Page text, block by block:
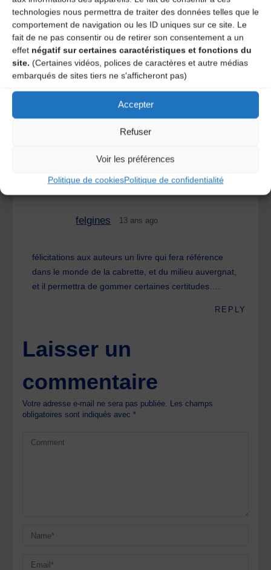
technologies nous permettra de traiter des données telles que le
comportement de navigation ou les ID uniques sur ce site. Le
fait de ne pas consentir ou de retirer son consentement a un
effet négatif sur certaines caractéristiques et fonctions du
site. (Certaines vidéos, polices de caractères et autre médias
embarqués de sites tiers ne s'afficheront pas)
Accepter
Refuser
Voir les préférences
Politique de cookiesPolitique de confidentialité
Les pralines d’Aigueperse par Jacques Vernet
2 Comments
Jac Lavergne 13 ans ago
Bravo, c’est grandement mérité !
REPLY
felgines 13 ans ago
félicitations aux auteurs un livre qui fera référence
dans le monde de la cabrette, et du milieu auvergnat,
et il permettra de gommer certaines certitudes….
REPLY
Laisser un
commentaire
Votre adresse e-mail ne sera pas publiée.
Les champs
obligatoires sont indiqués avec*